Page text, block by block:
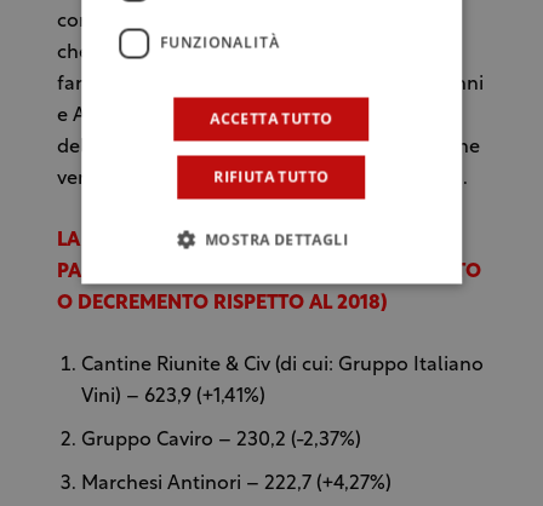
con fatturato 12,4 milioni una griffe toscana
che appartiene ad una delle più antiche
famiglie italiane del vino: le Tenute di Giovanni
e Ambrogio Folonari. Completa la cinquina
delle new entry 2019 un’altra bella espressione
veneta: Casa Paladin, 10,1 milioni di fatturato.
LA CLASSIFICA (IN MILIONI DI EURO. TRA
PARENTESI LA PERCENTUALE DI INCREMENTO
O DECREMENTO RISPETTO AL 2018)
Cantine Riunite & Civ (di cui: Gruppo Italiano
Vini) – 623,9 (+1,41%)
Gruppo Caviro – 230,2 (-2,37%)
Marchesi Antinori – 222,7 (+4,27%)
FUNZIONALITÀ
ACCETTA TUTTO
RIFIUTA TUTTO
MOSTRA DETTAGLI